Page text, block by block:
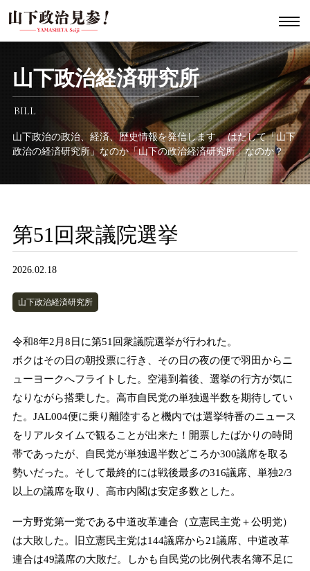
山下政治経済研究所
BILL
山下政治の政治、経済、歴史情報を発信します。はたして「山下
政治の経済研究所」なのか「山下の政治経済研究所」なのか？
第51回衆議院選挙
2026.02.18
山下政治経済研究所
令和8年2月8日に第51回衆議院選挙が行われた。
ボクはその日の朝投票に行き、その日の夜の便で羽田からニ
ューヨークへフライトした。空港到着後、選挙の行方が気に
なりながら搭乗した。高市自民党の単独過半数を期待してい
た。JAL004便に乗り離陸すると機内では選挙特番のニュース
をリアルタイムで観ることが出来た！開票したばかりの時間
帯であったが、自民党が単独過半数どころか300議席を取る
勢いだった。そして最終的には戦後最多の316議席、単独2/3
以上の議席を取り、高市内閣は安定多数とした。
一方野党第一党である中道改革連合（立憲民主党＋公明党）
は大敗した。旧立憲民主党は144議席から21議席、中道改革
連合は49議席の大敗だ。しかも自民党の比例代表名簿不足に